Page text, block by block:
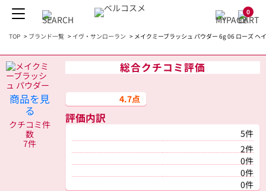
0
TOP > ブランド一覧 > イヴ・サンローラン > メイクミーブラッシュ パウダー 6g 06 ローズ ヘ
商品を見
る
クチコミ件
数
7件
総合クチコミ評価
4.7点
評価内訳
5件
2件
0件
0件
0件